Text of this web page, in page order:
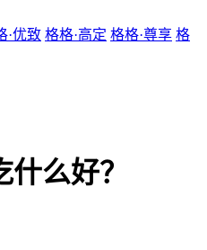
·优致 格格·高定 格格·尊享 格
么好？